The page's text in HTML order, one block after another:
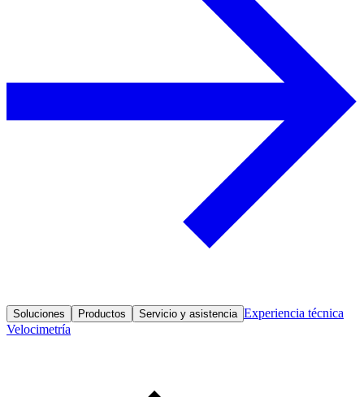
Soluciones Productos Servicio y asistencia Experiencia técnica
Velocimetría